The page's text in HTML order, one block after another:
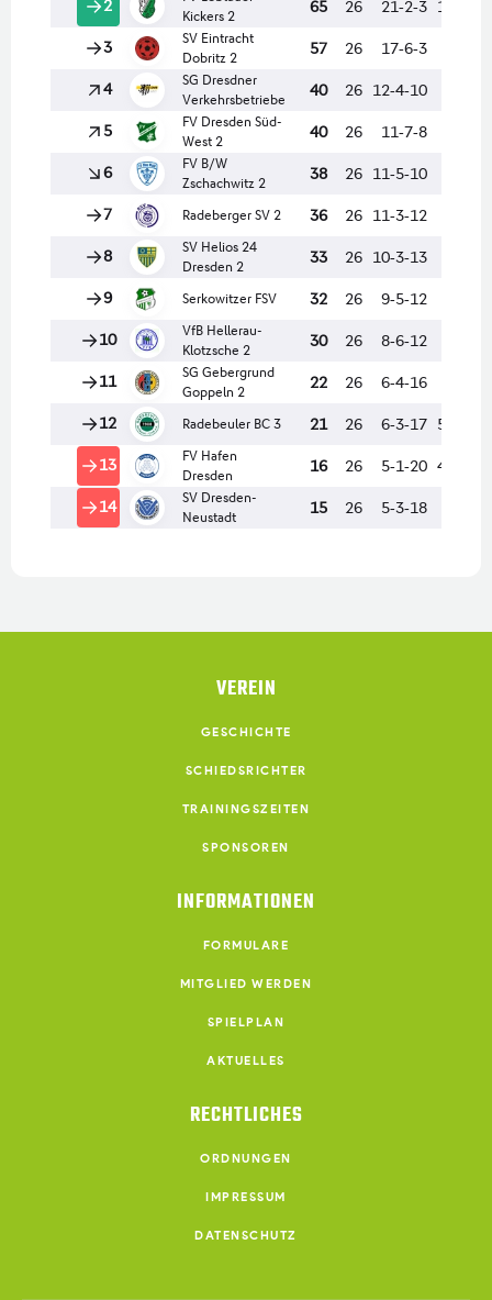
VEREIN
GESCHICHTE
SCHIEDSRICHTER
TRAININGSZEITEN
SPONSOREN
INFORMATIONEN
FORMULARE
MITGLIED WERDEN
SPIELPLAN
AKTUELLES
RECHTLICHES
ORDNUNGEN
IMPRESSUM
DATENSCHUTZ